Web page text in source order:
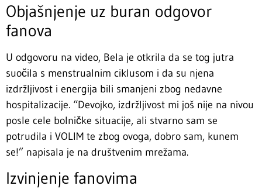
Objašnjenje uz buran odgovor
fanova
U odgovoru na video, Bela je otkrila da se tog jutra
suočila s menstrualnim ciklusom i da su njena
izdržljivost i energija bili smanjeni zbog nedavne
hospitalizacije. “Devojko, izdržljivost mi još nije na nivou
posle cele bolničke situacije, ali stvarno sam se
potrudila i VOLIM te zbog ovoga, dobro sam, kunem
se!” napisala je na društvenim mrežama.
Izvinjenje fanovima